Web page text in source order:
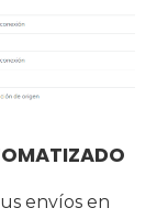
envíos en